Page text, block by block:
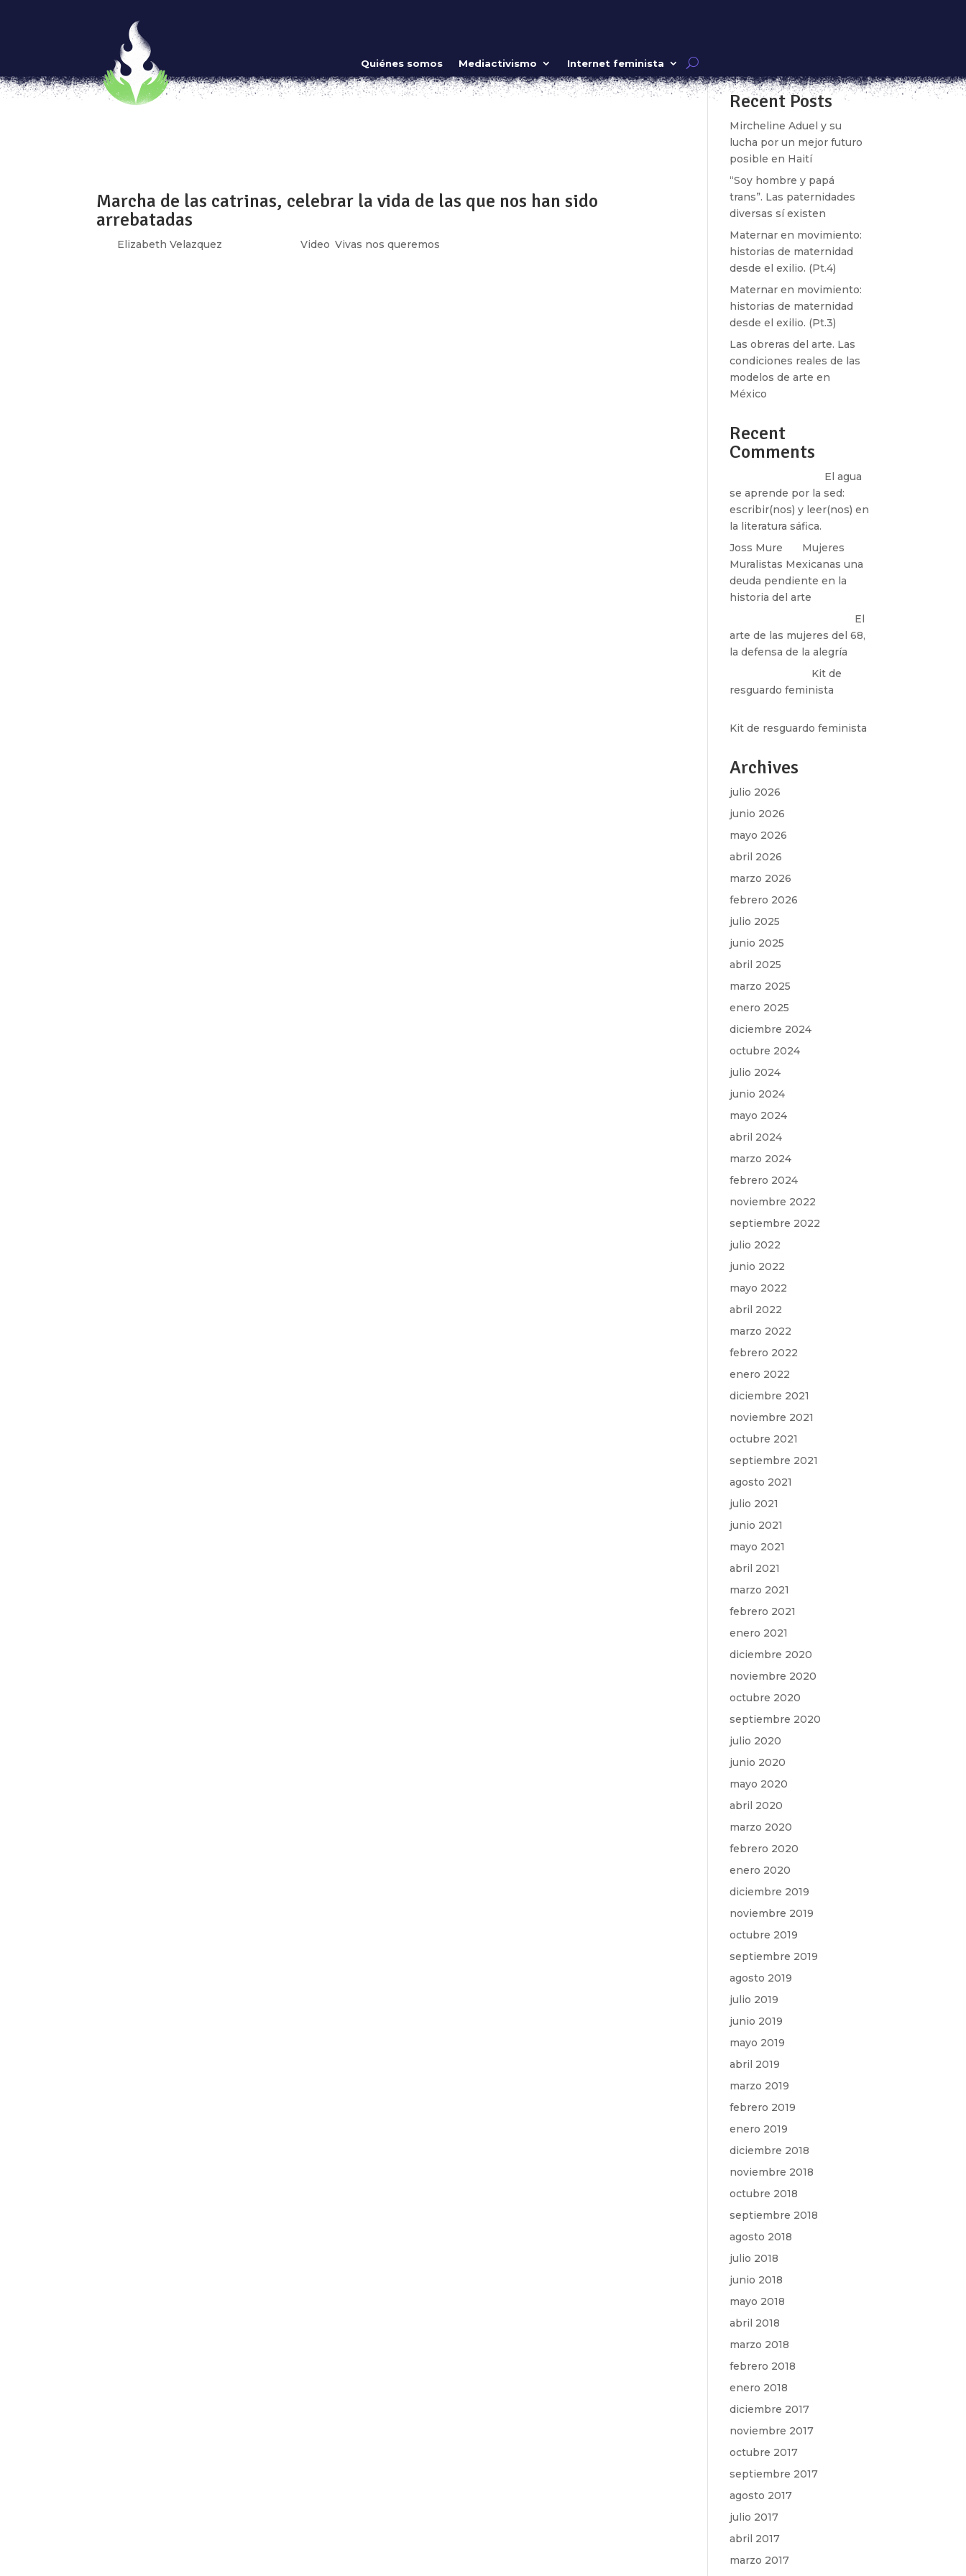
Quiénes somos Mediactivismo Internet feminista
Calaveritas Feministas ¡Las ganadoras del concurso!
por Luchadoras|Nov 4, 2018|Vivas nos queremos
PRIMER LUGAR @anahiroquet A las migrantes la calaca se las quería llevar Por ser tercas y salirse con todo a
Marcha de las catrinas, celebrar la vida de las que nos han sido
arrebatadas
Elizabeth Velazquez |Video ,Vivas nos queremos
Recent Posts
Mircheline Aduel y su
lucha por un mejor futuro
posible en Haití
“Soy hombre y papá
trans”. Las paternidades
diversas sí existen
Maternar en movimiento:
historias de maternidad
desde el exilio. (Pt.4)
Maternar en movimiento:
historias de maternidad
desde el exilio. (Pt.3)
Las obreras del arte. Las
condiciones reales de las
modelos de arte en
México
Recent
Comments
El agua
se aprende por la sed:
escribir(nos) y leer(nos) en
la literatura sáfica.
Joss Mure
Mujeres
Muralistas Mexicanas una
deuda pendiente en la
historia del arte
El
arte de las mujeres del 68,
la defensa de la alegría
Kit de
resguardo feminista
Kit de resguardo feminista
Archives
julio 2026
junio 2026
mayo 2026
abril 2026
marzo 2026
febrero 2026
julio 2025
junio 2025
abril 2025
marzo 2025
enero 2025
diciembre 2024
octubre 2024
julio 2024
junio 2024
mayo 2024
abril 2024
marzo 2024
febrero 2024
noviembre 2022
septiembre 2022
julio 2022
junio 2022
mayo 2022
abril 2022
marzo 2022
febrero 2022
enero 2022
diciembre 2021
noviembre 2021
octubre 2021
septiembre 2021
agosto 2021
julio 2021
junio 2021
mayo 2021
abril 2021
marzo 2021
febrero 2021
enero 2021
diciembre 2020
noviembre 2020
octubre 2020
septiembre 2020
julio 2020
junio 2020
mayo 2020
abril 2020
marzo 2020
febrero 2020
enero 2020
diciembre 2019
noviembre 2019
octubre 2019
septiembre 2019
agosto 2019
julio 2019
junio 2019
mayo 2019
abril 2019
marzo 2019
febrero 2019
enero 2019
diciembre 2018
noviembre 2018
octubre 2018
septiembre 2018
agosto 2018
julio 2018
junio 2018
mayo 2018
abril 2018
marzo 2018
febrero 2018
enero 2018
diciembre 2017
noviembre 2017
octubre 2017
septiembre 2017
agosto 2017
julio 2017
abril 2017
marzo 2017